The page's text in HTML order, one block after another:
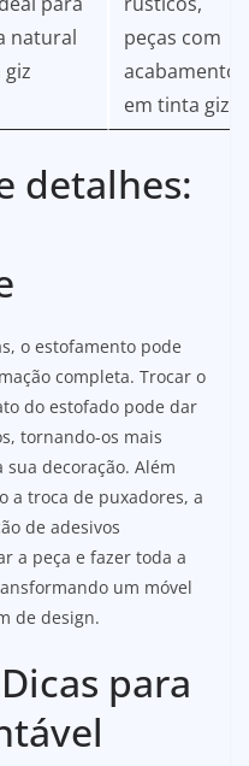
natural
peças com
acabamento
em tinta giz
detalhes:
o estofamento pode
completa. Trocar o
do estofado pode dar
tornando-os mais
decoração. Além
a troca de puxadores, a
de adesivos
a peça e fazer toda a
um móvel
de design.
para